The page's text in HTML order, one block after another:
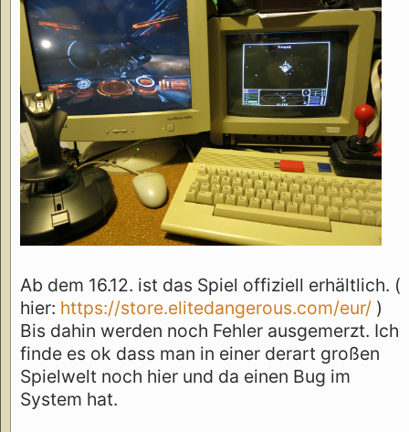
Ab dem 16.12. ist das Spiel offiziell erhältlich. (
hier: https://store.elitedangerous.com/eur/ )
Bis dahin werden noch Fehler ausgemerzt. Ich
finde es ok dass man in einer derart großen
Spielwelt noch hier und da einen Bug im
System hat.